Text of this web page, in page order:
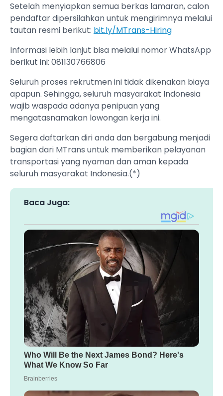
Setelah menyiapkan semua berkas lamaran, calon
pendaftar dipersilahkan untuk mengirimnya melalui
tautan resmi berikut: bit.ly/MTrans-Hiring
Informasi lebih lanjut bisa melalui nomor WhatsApp
berikut ini: 081130766806
Seluruh proses rekrutmen ini tidak dikenakan biaya
apapun. Sehingga, seluruh masyarakat Indonesia
wajib waspada adanya penipuan yang
mengatasnamakan lowongan kerja ini.
Segera daftarkan diri anda dan bergabung menjadi
bagian dari MTrans untuk memberikan pelayanan
transportasi yang nyaman dan aman kepada
seluruh masyarakat Indonesia.(*)
Baca Juga: